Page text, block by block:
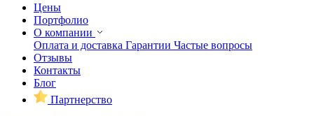
Цены
Портфолио
О компании
Оплата и доставка Гарантии Частые вопросы
Отзывы
Контакты
Блог
Партнерство